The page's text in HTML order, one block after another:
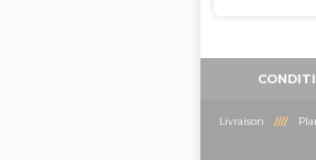
Livraison ////